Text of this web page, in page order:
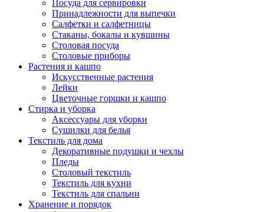
Посуда для сервировки
Принадлежности для выпечки
Салфетки и салфетницы
Стаканы, бокалы и кувшины
Столовая посуда
Столовые приборы
Растения и кашпо
Искусственные растения
Лейки
Цветочные горшки и кашпо
Стирка и уборка
Аксессуары для уборки
Сушилки для белья
Текстиль для дома
Декоративные подушки и чехлы
Пледы
Столовый текстиль
Текстиль для кухни
Текстиль для спальни
Хранение и порядок